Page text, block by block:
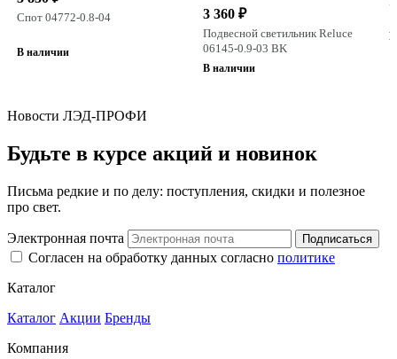
Спот 04772-0.8-04
В наличии
3 360 ₽
Подвесной светильник Reluce
06145-0.9-03 BK
В наличии
В
Новости ЛЭД-ПРОФИ
Будьте в курсе акций и новинок
Письма редкие и по делу: поступления, скидки и полезное
про свет.
Электронная почта Подписаться
Согласен на обработку данных согласно политике
Каталог
Каталог Акции Бренды
Компания